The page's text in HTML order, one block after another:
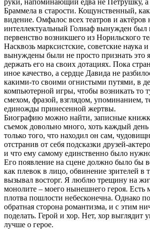
Браммела в старости. Кощунственный,
видение. Омфалос всех театров и актёров
интеллектуальный Голиаф вынужден был
первенство возникшего из Норильского
Насквозь марксистские, советские наука и
вынуждены были не просто признать это
держать его на своих дотациях. Пока
иное качество, а сердце Давида не
какими-то своими огнистыми путями, в
компьютерной игры, чтобы возникать то
смехом, фразой, взглядом, упоминанием,
единожды принесенной жертвы.
Биографию можно найти, записные
съемок довольно много, хоть каждый
только того, что находил он сам,
отстранив от себя подсказки друзей-
и что ему самому единственно было
Его появление на сцене должно было бы
как плевок в лицо, обвинение зрителей в
вызывал восторг. Я люблю трещину на
монолите – моего нынешнего героя. Есть
плотва пошлости небесконечна. Однако
обратная сторона романтизма, и с этим
поделать. Герой и хор. Нет, хор выглядит
лучше о герое.